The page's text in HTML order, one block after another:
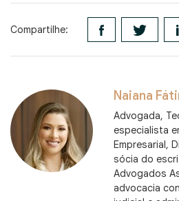
Compartilhe:
Naiana
Advogada,
especialista
Empresarial,
sócia do
Advogados
advocacia